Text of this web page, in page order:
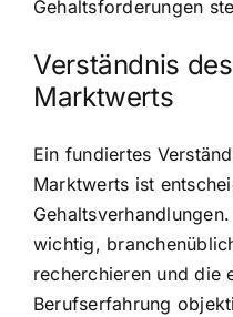
Gehaltsforderungen
Verständnis
Marktwerts
Ein fundiertes
Marktwerts ist
wichtig,
recherchieren und die
Berufserfahrung